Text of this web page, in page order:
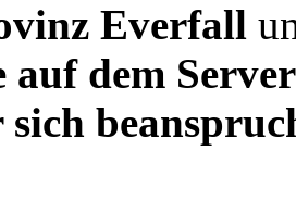
Everfall
auf dem